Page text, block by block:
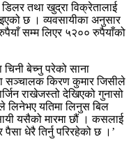
तथा खुद्रा विक्रेतालाई
छ । व्यवसायीका अनुसार
सम्म लिएर ५२०० रुपैयाँको
बेच्नु परेको साना
सञ्चालक किरण कुमार जिसीले
राखेजस्तो देखिएको गुनासो
लिनेभए यतिमा लिनुस बिल
यसैको मारमा छौं । कसलाई
धेरै तिर्नु परिरहेको छ ।’